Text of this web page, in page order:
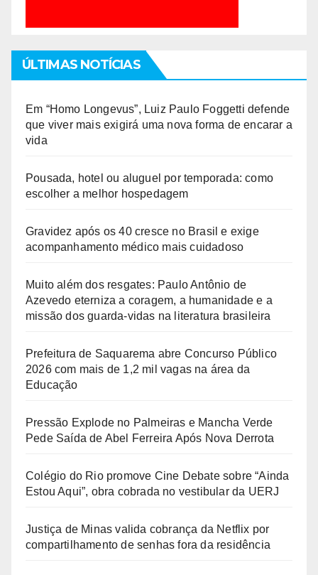
ÚLTIMAS NOTÍCIAS
Em “Homo Longevus”, Luiz Paulo Foggetti defende
que viver mais exigirá uma nova forma de encarar a
vida
Pousada, hotel ou aluguel por temporada: como
escolher a melhor hospedagem
Gravidez após os 40 cresce no Brasil e exige
acompanhamento médico mais cuidadoso
Muito além dos resgates: Paulo Antônio de
Azevedo eterniza a coragem, a humanidade e a
missão dos guarda-vidas na literatura brasileira
Prefeitura de Saquarema abre Concurso Público
2026 com mais de 1,2 mil vagas na área da
Educação
Pressão Explode no Palmeiras e Mancha Verde
Pede Saída de Abel Ferreira Após Nova Derrota
Colégio do Rio promove Cine Debate sobre “Ainda
Estou Aqui”, obra cobrada no vestibular da UERJ
Justiça de Minas valida cobrança da Netflix por
compartilhamento de senhas fora da residência